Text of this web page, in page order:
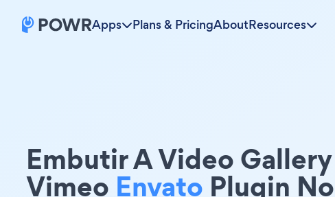
Apps Plans & PricingAboutResources
Embutir A Video Gallery
Vimeo Envato Plugin No